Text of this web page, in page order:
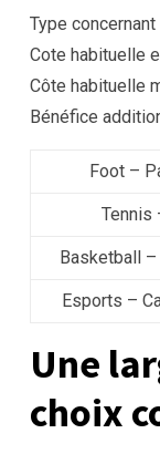
Type
Cote habituelle
Côte habituelle
Bénéfice
Foot –
Tennis
Basketball
Esports –
Une
choix